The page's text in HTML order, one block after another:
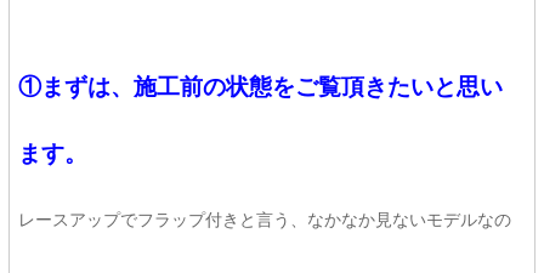
①まずは、施工前の状態をご覧頂きたいと思い
ます。
レースアップでフラップ付きと言う、なかなか見ないモデルなの